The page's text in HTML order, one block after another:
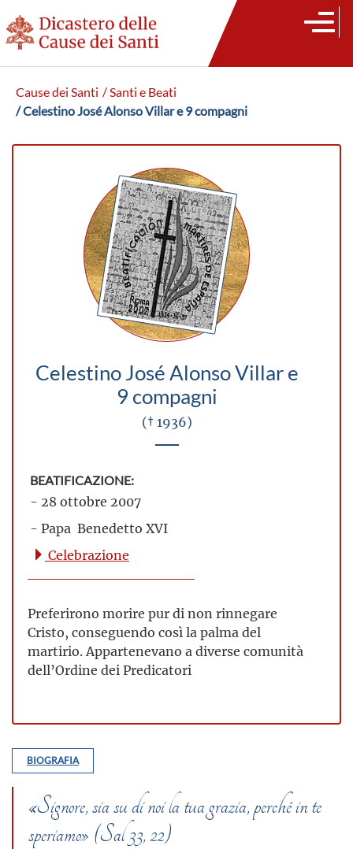
Cause dei Santi / Santi e Beati
/ Celestino José Alonso Villar e 9 compagni
Celestino José Alonso Villar e
9 compagni
(† 1936)
BEATIFICAZIONE:
- 28 ottobre 2007
- Papa Benedetto XVI
Celebrazione
Preferirono morire pur di non rinnegare
Cristo, conseguendo così la palma del
martirio. Appartenevano a diverse comunità
dell’Ordine dei Predicatori
BIOGRAFIA
«Signore, sia su di noi la tua grazia, perché in te
speriamo» (Sal 33, 22)